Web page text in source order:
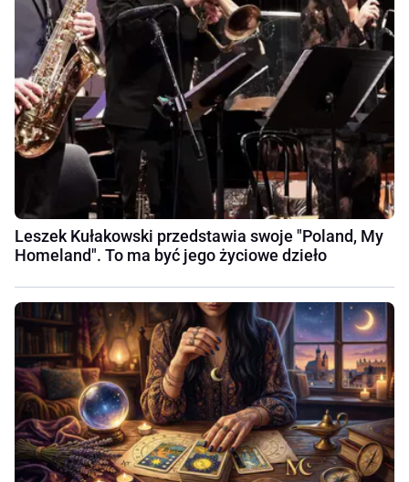
Leszek Kułakowski przedstawia swoje "Poland, My
Homeland". To ma być jego życiowe dzieło